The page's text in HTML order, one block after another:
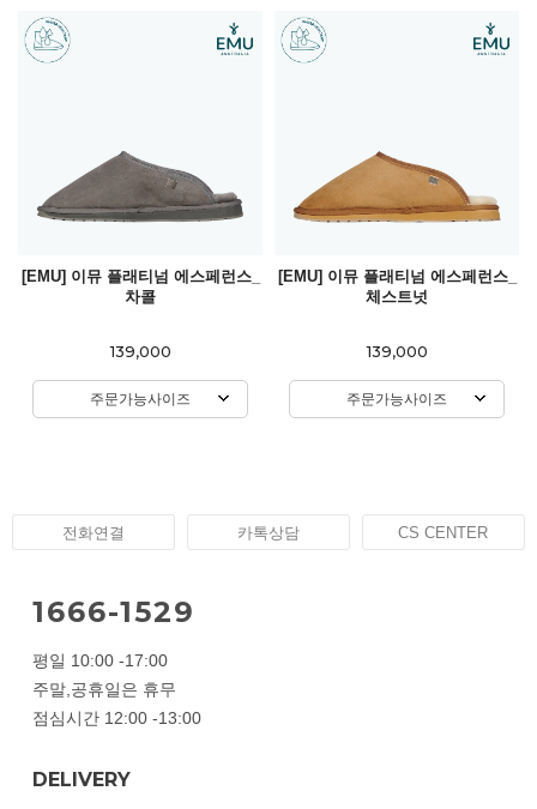
[EMU] 이뮤 플래티넘 에스페런스_
차콜
139,000
주문가능사이즈
[EMU] 이뮤 플래티넘 에스페런스_
체스트넛
139,000
주문가능사이즈
전화연결 카톡상담 CS CENTER
1666-1529
평일 10:00 -17:00
주말,공휴일은 휴무
점심시간 12:00 -13:00
DELIVERY